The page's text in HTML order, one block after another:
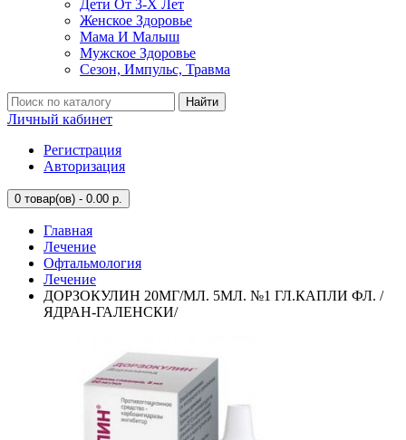
Дети От 3-Х Лет
Женское Здоровье
Мама И Малыш
Мужское Здоровье
Сезон, Импульс, Травма
Найти
Личный кабинет
Регистрация
Авторизация
0 товар(ов) - 0.00 р.
Главная
Лечение
Офтальмология
Лечение
ДОРЗОКУЛИН 20МГ/МЛ. 5МЛ. №1 ГЛ.КАПЛИ ФЛ. /
ЯДРАН-ГАЛЕНСКИ/